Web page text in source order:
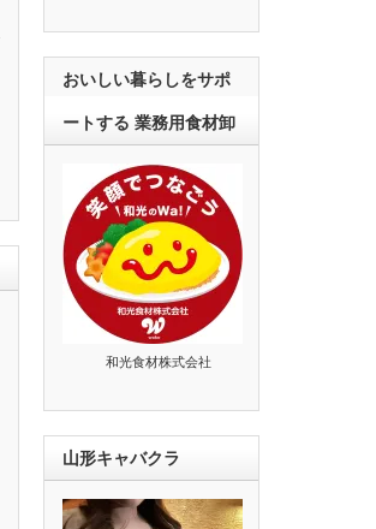
おいしい暮らしをサポ
ートする 業務用食材卸
和光食材株式会社
山形キャバクラ